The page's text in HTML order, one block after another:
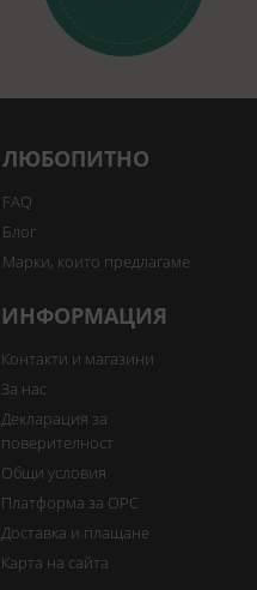
ЛЮБОПИТНО
FAQ
Блог
Марки, които предлагаме
ИНФОРМАЦИЯ
Контакти и магазини
За нас
Декларация за
поверителност
Общи условия
Платформа за ОРС
Доставка и плащане
Карта на сайта